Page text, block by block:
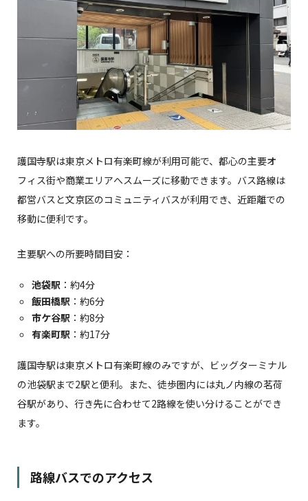
護国寺駅は東京メトロ有楽町線が利用可能で、都心の主要オ
フィス街や商業エリアへスムーズに移動できます。バス路線は
都営バスと文京区のコミュニティバスが利用でき、近距離での
移動に便利です。
主要駅への所要時間目安：
池袋駅 ：約4分
飯田橋駅 ：約6分
市ケ谷駅 ：約8分
有楽町駅 ：約17分
護国寺駅は東京メトロ有楽町線のみですが、ビッグターミナル
の池袋駅まで2駅と便利。また、徒歩圏内には丸ノ内線の茗荷
谷駅があり、行き先に合わせて2路線を使い分けることができ
ます。
路線バスでのアクセス